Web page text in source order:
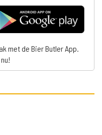
met de Bier Butler App.